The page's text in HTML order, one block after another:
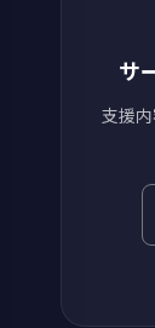
サ
支援